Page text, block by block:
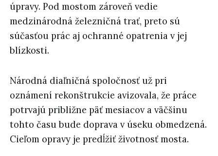
úpravy. Pod mostom zároveň vedie
medzinárodná železničná trať, preto sú
súčasťou prác aj ochranné opatrenia v jej
blízkosti.
Národná diaľničná spoločnosť už pri
oznámení rekonštrukcie avizovala, že práce
potrvajú približne päť mesiacov a väčšinu
tohto času bude doprava v úseku obmedzená.
Cieľom opravy je predĺžiť životnosť mosta.